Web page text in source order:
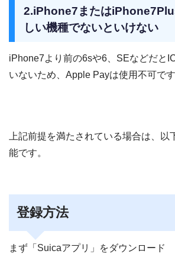
2.iPhone7または
しい機種でないといけない
iPhone7より前の6sや6、SEなどだと
いないため、Apple Payは使用不可です
上記前提を満たされている場合は、以
能です。
登録方法
まず「Suicaアプリ」をダウンロード